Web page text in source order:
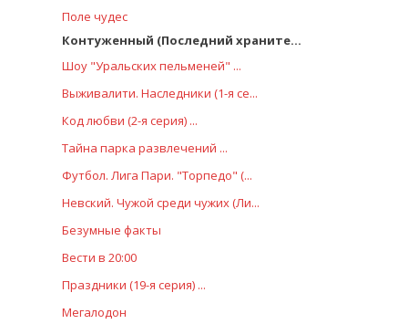
Поле чудес
Контуженный (Последний храните...
Шоу "Уральских пельменей" ...
Выживалити. Наследники (1-я се...
Код любви (2-я серия) ...
Тайна парка развлечений ...
Футбол. Лига Пари. "Торпедо" (...
Невский. Чужой среди чужих (Ли...
Безумные факты
Вести в 20:00
Праздники (19-я серия) ...
Мегалодон